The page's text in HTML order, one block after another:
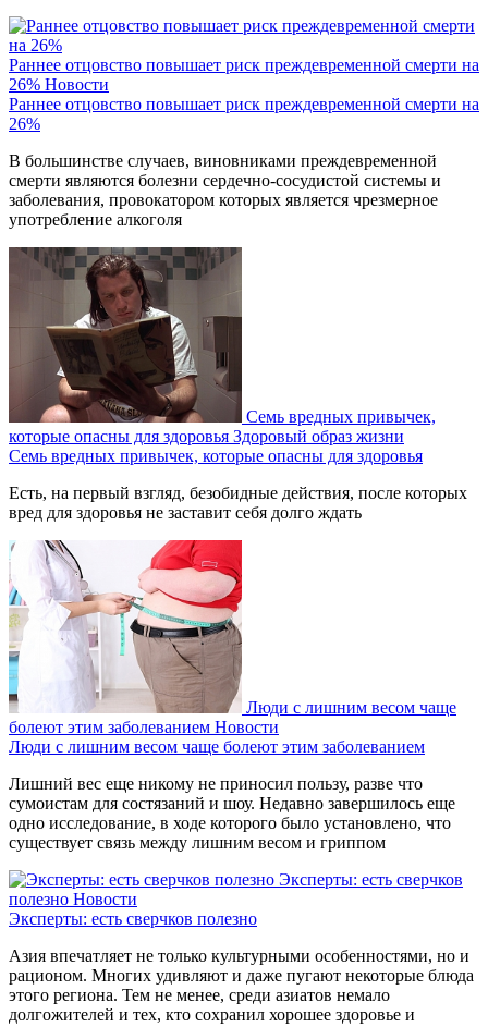
Раннее отцовство повышает риск преждевременной смерти на
26% Новости
Раннее отцовство повышает риск преждевременной смерти на
26%
В большинстве случаев, виновниками преждевременной
смерти являются болезни сердечно-сосудистой системы и
заболевания, провокатором которых является чрезмерное
употребление алкоголя
Семь вредных привычек,
которые опасны для здоровья Здоровый образ жизни
Семь вредных привычек, которые опасны для здоровья
Есть, на первый взгляд, безобидные действия, после которых
вред для здоровья не заставит себя долго ждать
Люди с лишним весом чаще
болеют этим заболеванием Новости
Люди с лишним весом чаще болеют этим заболеванием
Лишний вес еще никому не приносил пользу, разве что
сумоистам для состязаний и шоу. Недавно завершилось еще
одно исследование, в ходе которого было установлено, что
существует связь между лишним весом и гриппом
Эксперты: есть сверчков
полезно Новости
Эксперты: есть сверчков полезно
Азия впечатляет не только культурными особенностями, но и
рационом. Многих удивляют и даже пугают некоторые блюда
этого региона. Тем не менее, среди азиатов немало
долгожителей и тех, кто сохранил хорошее здоровье и